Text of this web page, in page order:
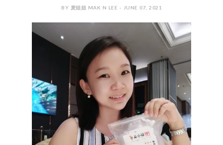
BY 麦姐姐 MAK N LEE - JUNE 07, 2021